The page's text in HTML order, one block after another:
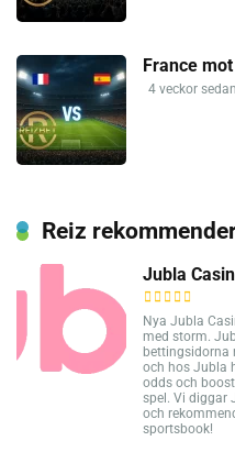
France
4 veckor sedan
Reiz
Jubla
Nya Jubla
med storm.
bettingsidorna
och hos Jubla
odds och
spel. Vi diggar
och
sportsbook!